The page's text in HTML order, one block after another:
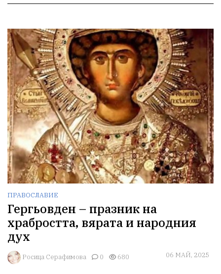
ПРАВОСЛАВИЕ
Гергьовден – празник на
храбростта, вярата и народния
дух
Росица Серафимова 0 680 06 МАЙ, 2025